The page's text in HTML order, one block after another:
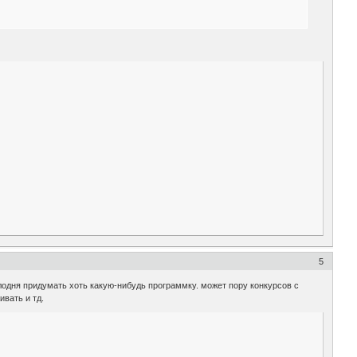
5
придумать хоть какую-нибудь программку. может пору конкурсов с
и тд.